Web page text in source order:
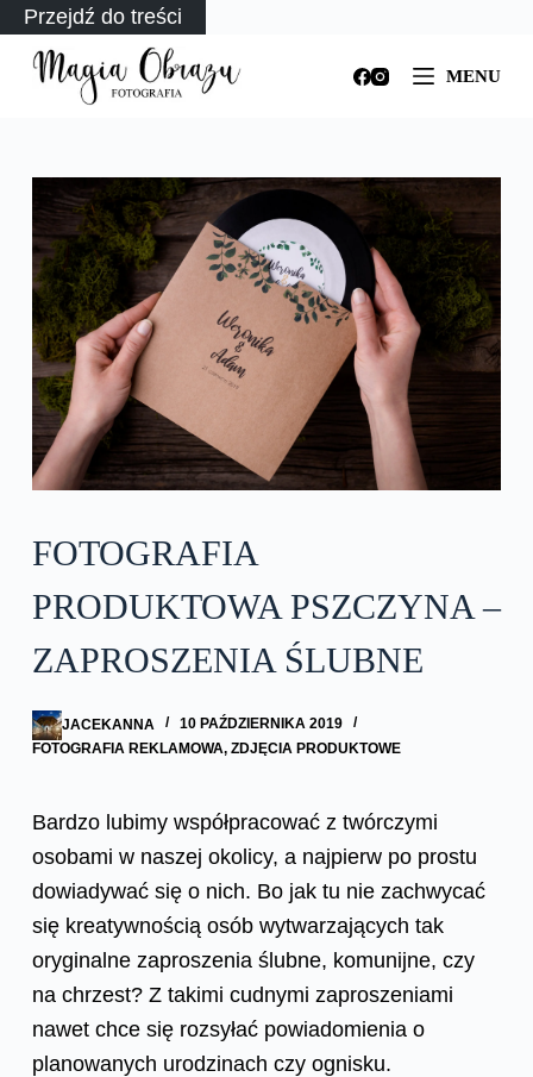
Przejdź do treści
MENU
FOTOGRAFIA
PRODUKTOWA PSZCZYNA –
ZAPROSZENIA ŚLUBNE
JACEKANNA
10 PAŹDZIERNIKA 2019
FOTOGRAFIA REKLAMOWA, ZDJĘCIA PRODUKTOWE
Bardzo lubimy współpracować z twórczymi
osobami w naszej okolicy, a najpierw po prostu
dowiadywać się o nich. Bo jak tu nie zachwycać
się kreatywnością osób wytwarzających tak
oryginalne zaproszenia ślubne, komunijne, czy
na chrzest? Z takimi cudnymi zaproszeniami
nawet chce się rozsyłać powiadomienia o
planowanych urodzinach czy ognisku.